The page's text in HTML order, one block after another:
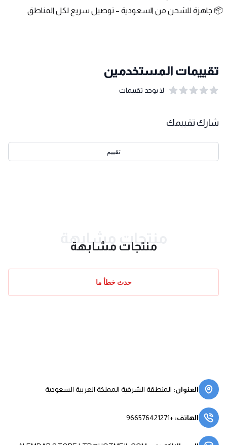
📦 جاهزة للشحن من السعودية – توصيل سريع لكل المناطق
تقييمات المستخدمين
لا يوجد تقييمات
شارك تقييمك
تقييم
منتجات مشابهة
منتجات مشابهة
حدث خطأ ما
العنوان: المنطقة الشرقية المملكة العربية السعودية
الهاتف:
+966576421271